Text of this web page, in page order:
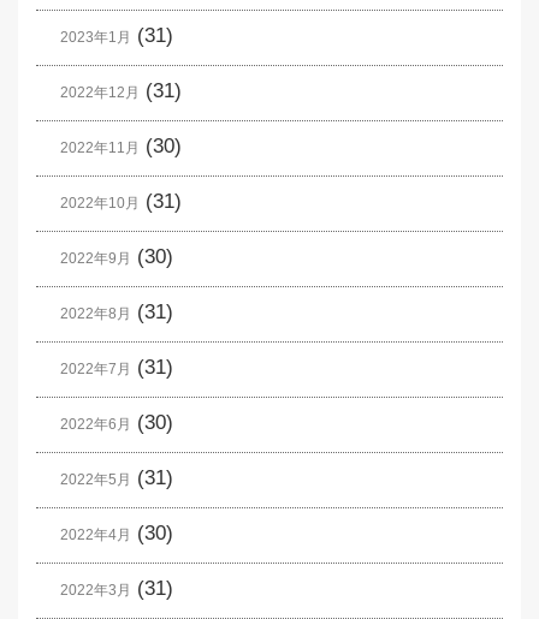
2023年1月 (31)
2022年12月 (31)
2022年11月 (30)
2022年10月 (31)
2022年9月 (30)
2022年8月 (31)
2022年7月 (31)
2022年6月 (30)
2022年5月 (31)
2022年4月 (30)
2022年3月 (31)